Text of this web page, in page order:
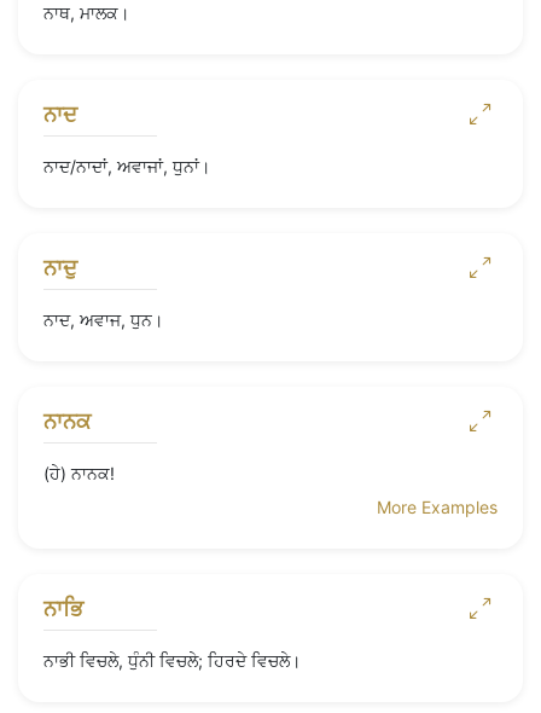
ਨਾਥ, ਮਾਲਕ।
ਨਾਦ
ਨਾਦ/ਨਾਦਾਂ, ਅਵਾਜਾਂ, ਧੁਨਾਂ।
ਨਾਦੁ
ਨਾਦ, ਅਵਾਜ, ਧੁਨ।
ਨਾਨਕ
(ਹੇ) ਨਾਨਕ!
More Examples
ਨਾਭਿ
ਨਾਭੀ ਵਿਚਲੇ, ਧੁੰਨੀ ਵਿਚਲੇ; ਹਿਰਦੇ ਵਿਚਲੇ।